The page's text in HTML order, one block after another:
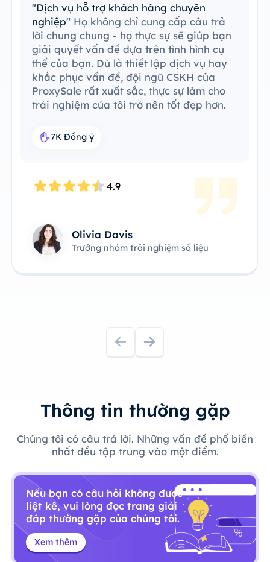
"Dịch vụ hỗ trợ khách hàng chuyên
nghiệp" Họ không chỉ cung cấp câu trả
lời chung chung - họ thực sự sẽ giúp bạn
giải quyết vấn đề dựa trên tình hình cụ
thể của bạn. Dù là thiết lập dịch vụ hay
khắc phục vấn đề, đội ngũ CSKH của
ProxySale rất xuất sắc, thực sự làm cho
trải nghiệm của tôi trở nên tốt đẹp hơn.
7K Đồng ý
4.9
Olivia Davis
Trưởng nhóm trải nghiệm số liệu
Thông tin thường gặp
Chúng tôi có câu trả lời. Những vấn đề phổ biến
nhất đều tập trung vào một điểm.
Nếu bạn có câu hỏi không được
liệt kê, vui lòng đọc trang giải
đáp thường gặp của chúng tôi.
Xem thêm